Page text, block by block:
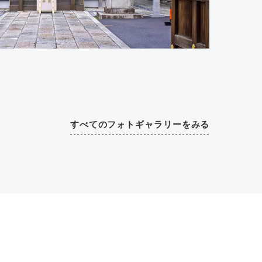
すべてのフォトギャラリーをみる